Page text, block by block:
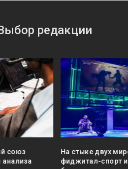
редакции
союз
На стыке двух
фиджитал-спорт